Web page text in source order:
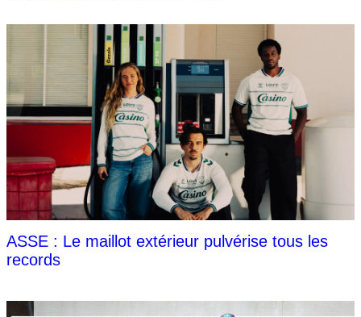
ASSE : Le maillot extérieur pulvérise tous les
records